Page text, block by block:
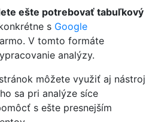
ešte potrebovať tabuľkový
s Google
V tomto formáte
analýzy.
môžete využiť aj nástroj
sa pri analýze síce
s ešte presnejším